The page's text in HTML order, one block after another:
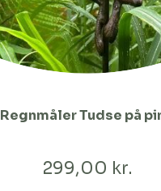
Regnmåler Tudse på
299,00 kr.